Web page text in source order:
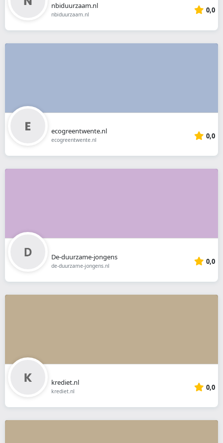
nbiduurzaam.nl
nbiduurzaam.nl 0,0
ecogreentwente.nl
ecogreentwente.nl 0,0
De-duurzame-jongens
de-duurzame-jongens.nl 0,0
krediet.nl
krediet.nl 0,0